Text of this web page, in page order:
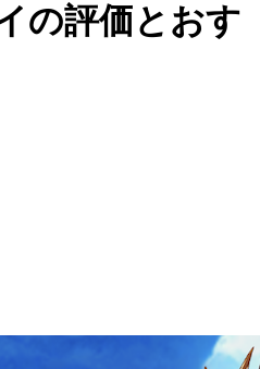
の評価とおす